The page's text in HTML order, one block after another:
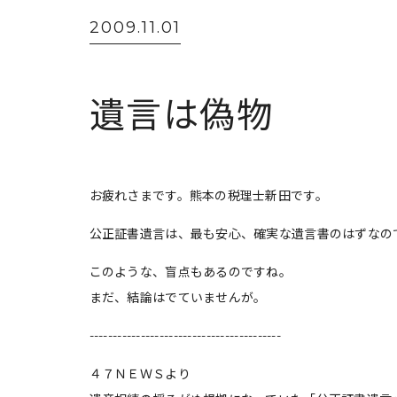
2009.11.01
遺言は偽物
お疲れさまです。熊本の税理士新田です。
公正証書遺言は、最も安心、確実な遺言書のはずなの
このような、盲点もあるのですね。
まだ、結論はでていませんが。
-----------------------------------------
４７ＮＥＷＳより